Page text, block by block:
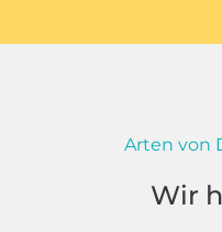
Arten von
Wir